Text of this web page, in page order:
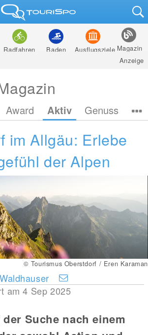
Radfahren Baden Ausflugsziele Magazin
Anzeige
Award Aktiv Genuss
im Allgäu: Erlebe
der Alpen
© Tourismus Oberstdorf / Eren Karaman
am 4 Sep 2025
Suche nach einem